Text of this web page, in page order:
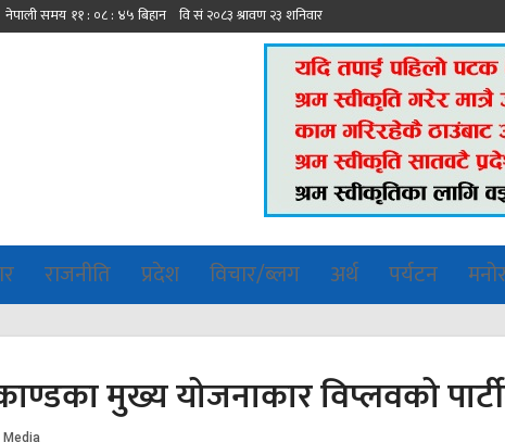
राजनीति प्रदेश विचार/ब्लग अर्थ पर्यटन
मुख्य योजनाकार विप्लवको